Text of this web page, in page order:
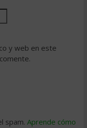
y web en este
spam. Aprende cómo